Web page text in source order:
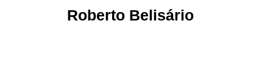
Roberto Belisário